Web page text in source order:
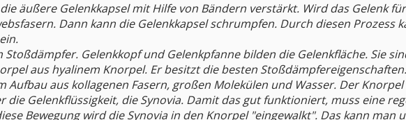
äußere Gelenkkapsel mit Hilfe von Bändern verstärkt. Wird das Gelenk
Dann kann die Gelenkkapsel schrumpfen. Durch diesen Prozess
Gelenkkopf und Gelenkpfanne bilden die Gelenkfläche. Sie
aus hyalinem Knorpel. Er besitzt die besten
Aufbau aus kollagenen Fasern, großen Molekülen und Wasser. Der
die Gelenkflüssigkeit, die Synovia. Damit das gut funktioniert, muss eine
Bewegung wird die Synovia in den Knorpel "eingewalkt". Das kann man